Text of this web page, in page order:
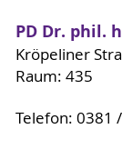
PD Dr. phil.
Kröpeliner
Raum: 435
Telefon: 0381